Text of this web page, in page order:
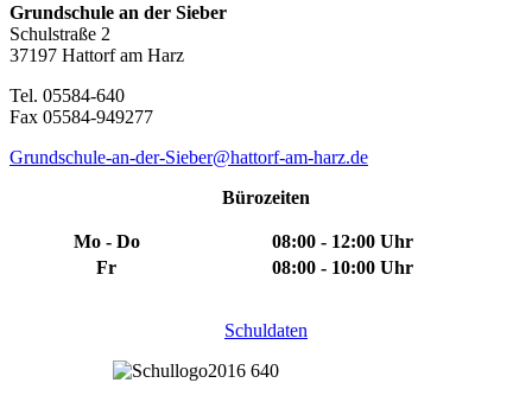
Grundschule an der Sieber
Schulstraße 2
37197 Hattorf am Harz
Tel. 05584-640
Fax 05584-949277
Grundschule-an-der-Sieber@hattorf-am-harz.de
Bürozeiten
Mo - Do
08:00 - 12:00 Uhr
Fr
08:00 - 10:00 Uhr
Schuldaten